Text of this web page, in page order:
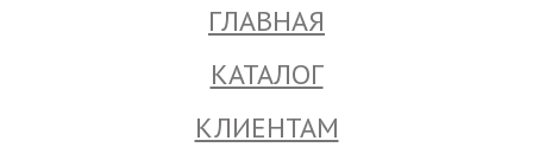
ГЛАВНАЯ
КАТАЛОГ
КЛИЕНТАМ